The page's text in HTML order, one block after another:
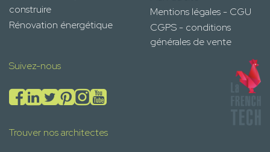
construire
Rénovation énergétique
Mentions légales - CGU
CGPS - conditions
générales de vente
Suivez-nous
Trouver nos architectes